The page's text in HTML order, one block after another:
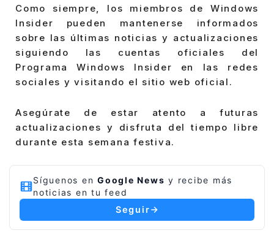
Como siempre, los miembros de Windows
Insider pueden mantenerse informados
sobre las últimas noticias y actualizaciones
siguiendo las cuentas oficiales del
Programa Windows Insider en las redes
sociales y visitando el sitio web oficial.
Asegúrate de estar atento a futuras
actualizaciones y disfruta del tiempo libre
durante esta semana festiva.
Síguenos en Google News y recibe más
noticias en tu feed
Seguir